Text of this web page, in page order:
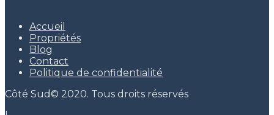
Accueil
Propriétés
Blog
Contact
Politique de confidentialité
Côté Sud© 2020. Tous droits réservés